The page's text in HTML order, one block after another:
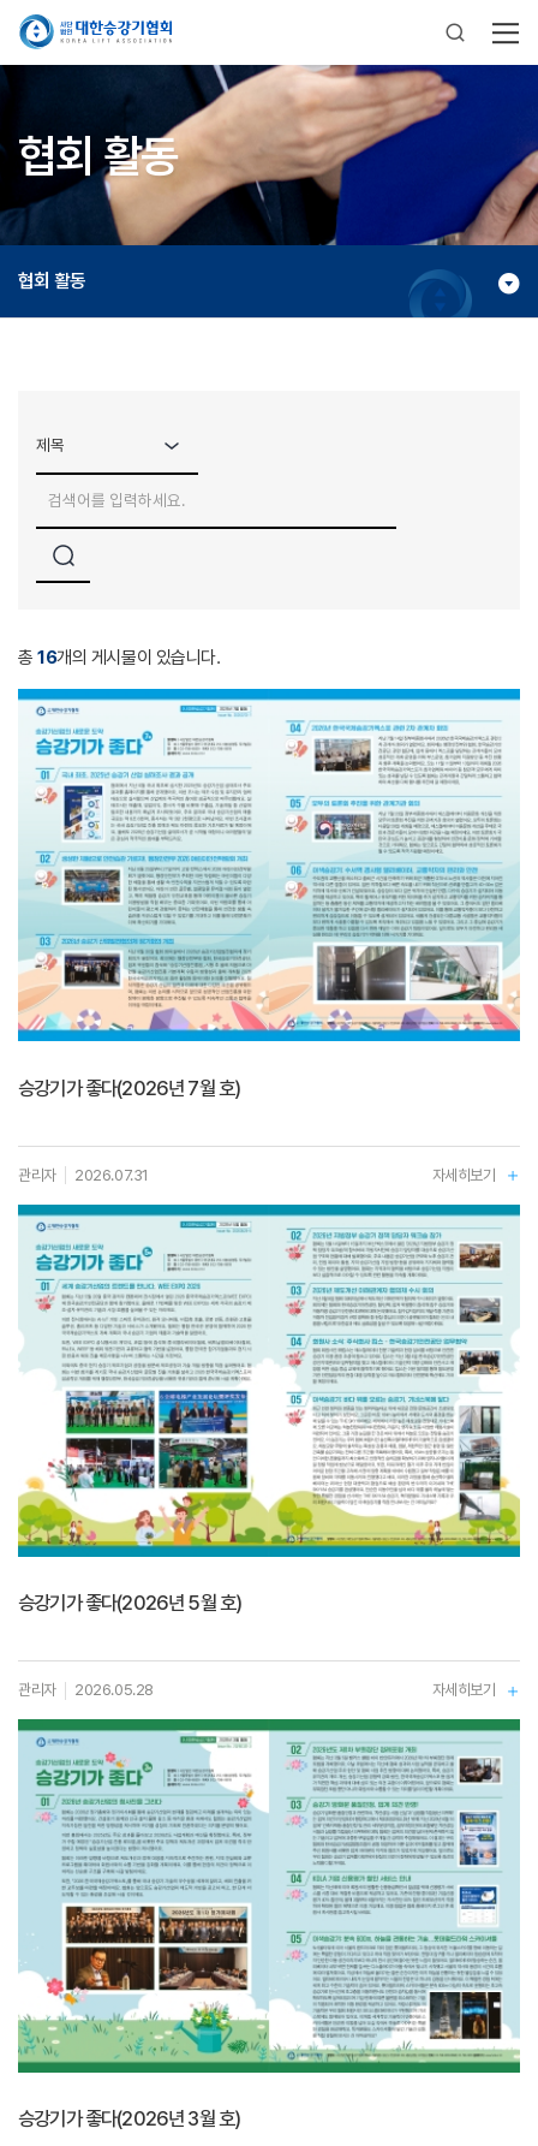
협회 활동
협회 활동
총16개의 게시물이 있습니다.
승강기가 좋다(2026년 7월 호)
관리자 2026.07.31 자세히보기
승강기가 좋다(2026년 5월 호)
관리자 2026.05.28 자세히보기
승강기가 좋다(2026년 3월 호)